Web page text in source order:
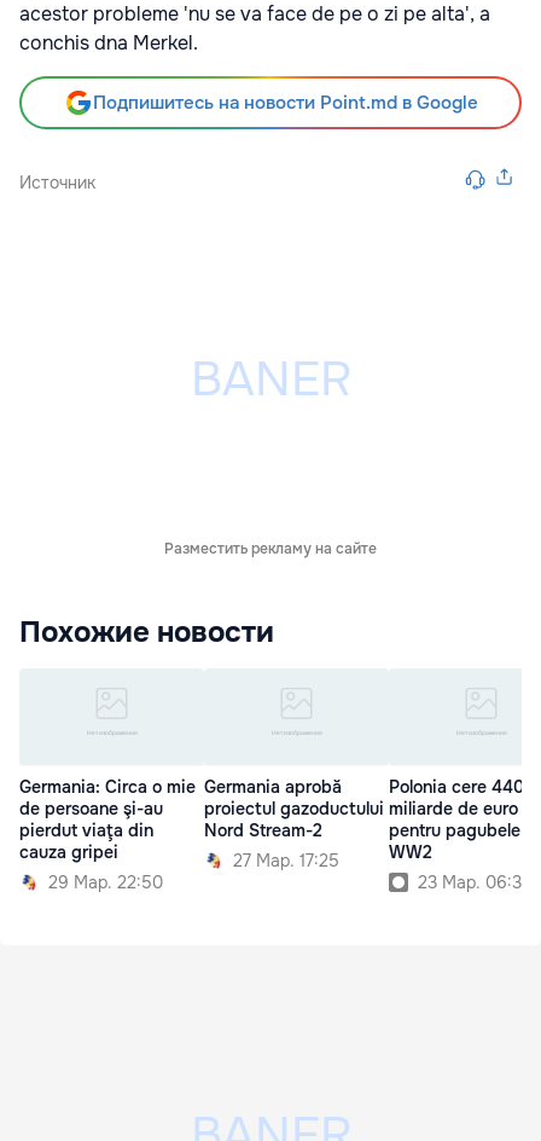
acestor probleme 'nu se va face de pe o zi pe alta', a
conchis dna Merkel.
Подпишитесь на новости Point.md в Google
Источник
Разместить рекламу на сайте
Похожие новости
Germania: Circa o mie
de persoane şi-au
pierdut viaţa din
cauza gripei
29 Мар. 22:50
Germania aprobă
proiectul gazoductului
Nord Stream-2
27 Мар. 17:25
Polonia cere 440
miliarde de euro
pentru pagubele
WW2
23 Мар. 06:30